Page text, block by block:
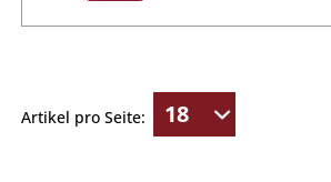
Artikel pro Seite: